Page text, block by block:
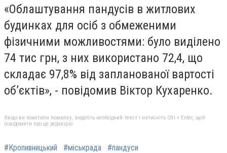
«Облаштування пандусів в житлових
будинках для осіб з обмеженими
фізичними можливостями: було виділено
74 тис грн, з них використано 72,4, що
складає 97,8% від запланованої вартості
об’єктів», - повідомив Віктор Кухаренко.
Якщо ви помітили помилку, виділіть необхідний текст і натисніть Ctrl + Enter, щоб
повідомити про це редакцію
#Кропивницький #міськрада #пандуси